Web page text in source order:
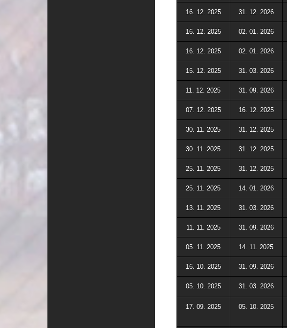
16. 12. 2025 31. 12. 2026
16. 12. 2025 02. 01. 2026
16. 12. 2025 02. 01. 2026
15. 12. 2025 31. 03. 2026
11. 12. 2025 31. 09. 2026
07. 12. 2025 16. 12. 2025
30. 11. 2025 31. 12. 2025
30. 11. 2025 31. 12. 2025
25. 11. 2025 31. 12. 2025
25. 11. 2025 14. 01. 2026
13. 11. 2025 31. 03. 2026
11. 11. 2025 31. 09. 2026
05. 11. 2025 14. 11. 2025
16. 10. 2025 31. 09. 2026
05. 10. 2025 31. 03. 2026
17. 09. 2025 05. 10. 2025